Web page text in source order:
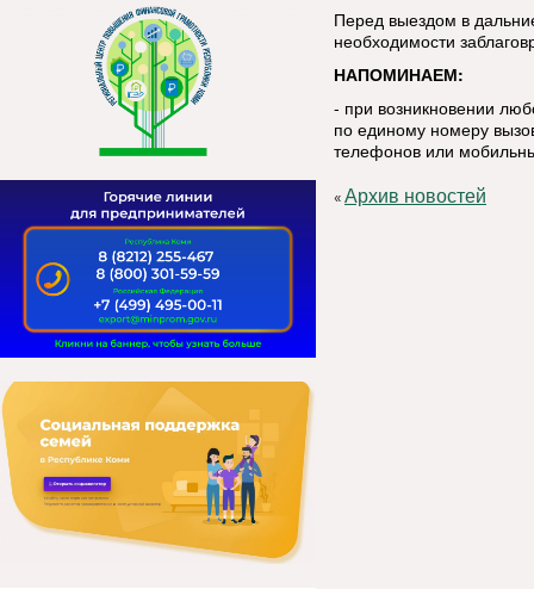
Перед выездом в
необходимости
НАПОМИНАЕМ:
- при возникновении
по единому номеру
телефонов или
«Архив новостей